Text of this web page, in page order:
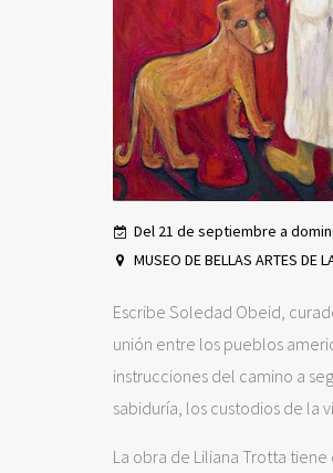
Del 21 de septiembre a
MUSEO DE BELLAS ARTES DE
Escribe Soledad Obeid,
unión entre los pueblos
instrucciones del camino a
sabiduría, los custodios de la
La obra de Liliana Trotta